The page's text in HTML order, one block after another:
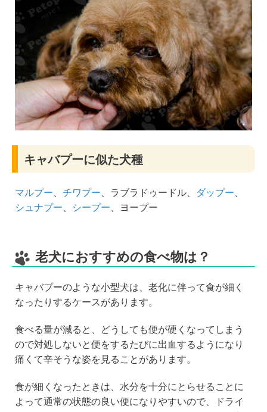
キャバプーに似た犬種
マルプー チワプー 、ラブラドゥードル、 ダップー
シュナプー
シープー 、ヨープー
老犬におすすめの食べ物は？
キャバプーのような小型犬は、老化に伴って食が細く
なったりするケースがあります。
食べる量が減ると、どうしても便が硬くなってしまう
ので対処しないと便をするたびに出血するようになり
痛くて辛そうな姿を見ることがあります。
食が細くなったときは、水分を十分にとらせることに
よって通常の状態の良い便になりやすいので、ドライ